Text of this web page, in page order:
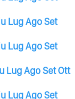
LugAgoSet
LugAgoSet
LugAgoSet Ott
LugAgoSet